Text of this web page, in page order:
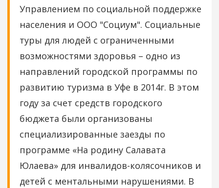
Управлением по социальной поддержке
населения и ООО "Социум". Социальные
туры для людей с ограниченными
возможностями здоровья – одно из
направлений городской программы по
развитию туризма в Уфе в 2014г. В этом
году за счет средств городского
бюджета были организованы
специализированные заезды по
программе «На родину Салавата
Юлаева» для инвалидов-колясочников и
детей с ментальными нарушениями. В